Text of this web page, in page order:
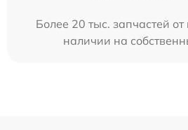
Более 20 тыс. запчастей
наличии на